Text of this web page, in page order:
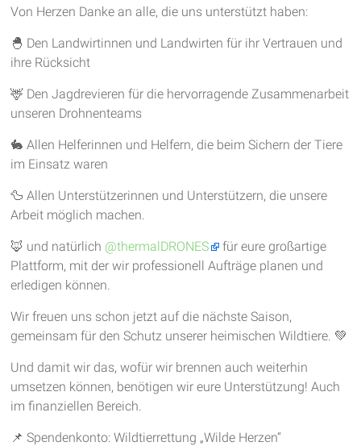
Von Herzen Danke an alle, die uns unterstützt haben:
🐣 Den Landwirtinnen und Landwirten für ihr Vertrauen und
ihre Rücksicht
🦌 Den Jagdrevieren für die hervorragende Zusammenarbeit
unseren Drohnenteams
🐇 Allen Helferinnen und Helfern, die beim Sichern der Tiere
im Einsatz waren
🦆 Allen Unterstützerinnen und Unterstützern, die unsere
Arbeit möglich machen.
🦊 und natürlich ‪@thermalDRONES‬
für eure großartige
Plattform, mit der wir professionell Aufträge planen und
erledigen können.
Wir freuen uns schon jetzt auf die nächste Saison,
gemeinsam für den Schutz unserer heimischen Wildtiere. 💚
Und damit wir das, wofür wir brennen auch weiterhin
umsetzen können, benötigen wir eure Unterstützung! Auch
im finanziellen Bereich.
📌 Spendenkonto: Wildtierrettung „Wilde Herzen“